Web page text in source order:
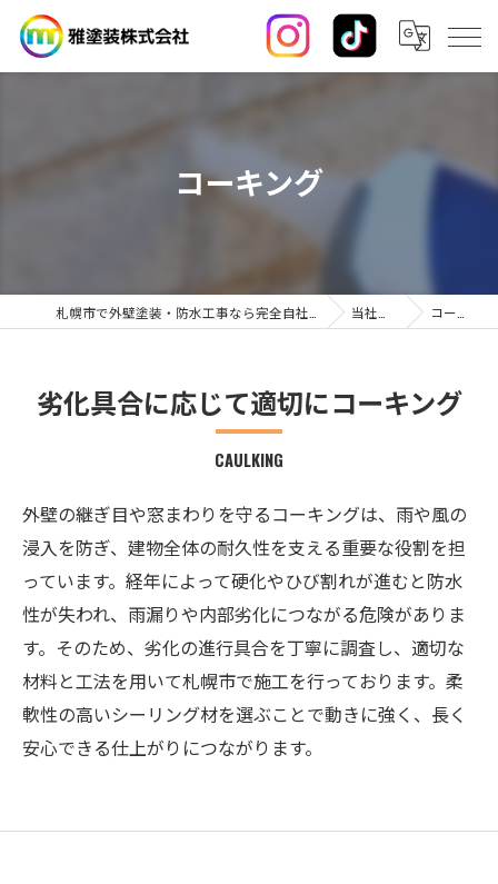
コーキング
当社の特徴 コーキング
劣化具合に応じて適切にコーキング
CAULKING
外壁の継ぎ目や窓まわりを守るコーキングは、雨や風の
浸入を防ぎ、建物全体の耐久性を支える重要な役割を担
っています。経年によって硬化やひび割れが進むと防水
性が失われ、雨漏りや内部劣化につながる危険がありま
す。そのため、劣化の進行具合を丁寧に調査し、適切な
材料と工法を用いて札幌市で施工を行っております。柔
軟性の高いシーリング材を選ぶことで動きに強く、長く
安心できる仕上がりにつながります。